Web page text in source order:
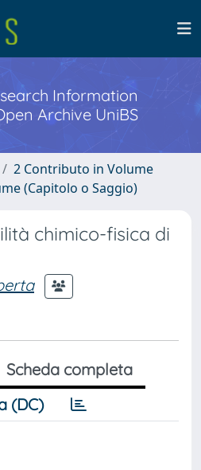
Information
Archive UniBS
2 Contributo in Volume
(Capitolo o Saggio)
chimico-fisica di
Scheda completa
(DC)